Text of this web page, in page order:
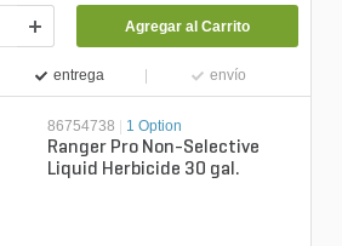
Agregar al Carrito
entrega envío
86754738 1 Option
Ranger Pro Non-Selective
Liquid Herbicide 30 gal.